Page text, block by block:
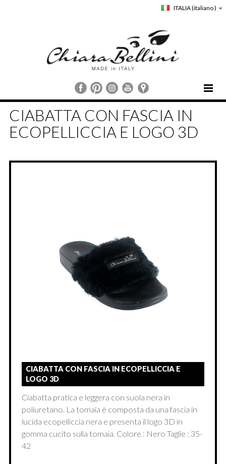
ITALIA(italiano )
HOME
CHIARA BELLINI
COLLEZIONI
STORE LOCATOR
CIABATTA CON FASCIA IN
ECOPELLICCIA E LOGO 3D
CIABATTA CON FASCIA IN ECOPELLICCIA E
LOGO 3D
Ciabatta pratica e leggera con suola nera in
poliuretano. La tomaia è composta da una fascia in
lucida ecopelliccia nera e presenta il logo 3D in
gomma cucito sulla tomaia. Colore : Nero Taglie : 35-
42